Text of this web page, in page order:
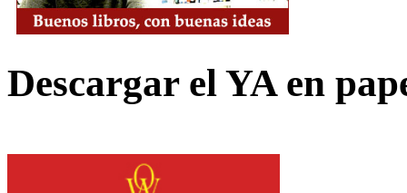
Descargar el YA en